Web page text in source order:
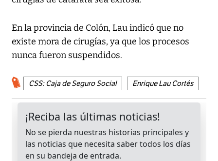
En la provincia de Colón, Lau indicó que no
existe mora de cirugías, ya que los procesos
nunca fueron suspendidos.
CSS: Caja de Seguro Social Enrique Lau Cortés